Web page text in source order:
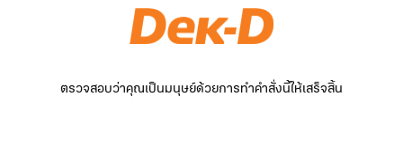
ตรวจสอบว่าคุณเป็นมนุษย์ด้วยการทำคำสั่งนี้ให้เสร็จสิ้น